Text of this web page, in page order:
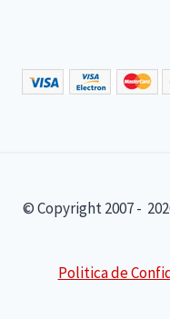
© Copyright 2007 -
Politica de